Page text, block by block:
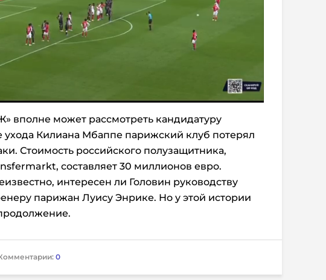
вполне может рассмотреть кандидатуру
ухода Килиана Мбаппе парижский клуб потерял
Стоимость российского полузащитника,
составляет 30 миллионов евро.
интересен ли Головин руководству
парижан Луису Энрике. Но у этой истории
0